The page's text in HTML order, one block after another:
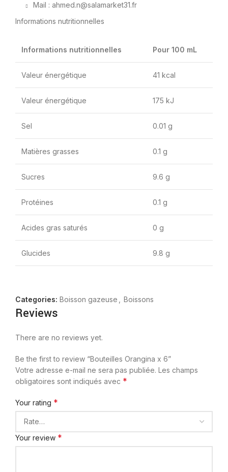
Mail : ahmed.n@salamarket31.fr
Informations nutritionnelles
Informations nutritionnelles Pour 100 mL
Valeur énergétique 41 kcal
Valeur énergétique 175 kJ
Sel 0.01 g
Matières grasses 0.1 g
Sucres 9.6 g
Protéines 0.1 g
Acides gras saturés 0 g
Glucides 9.8 g
Categories: Boisson gazeuse Boissons
Reviews
There are no reviews yet.
Be the first to review “Bouteilles Orangina x 6”
Votre adresse e-mail ne sera pas publiée. Les champs
obligatoires sont indiqués avec *
Your rating *
Your review *